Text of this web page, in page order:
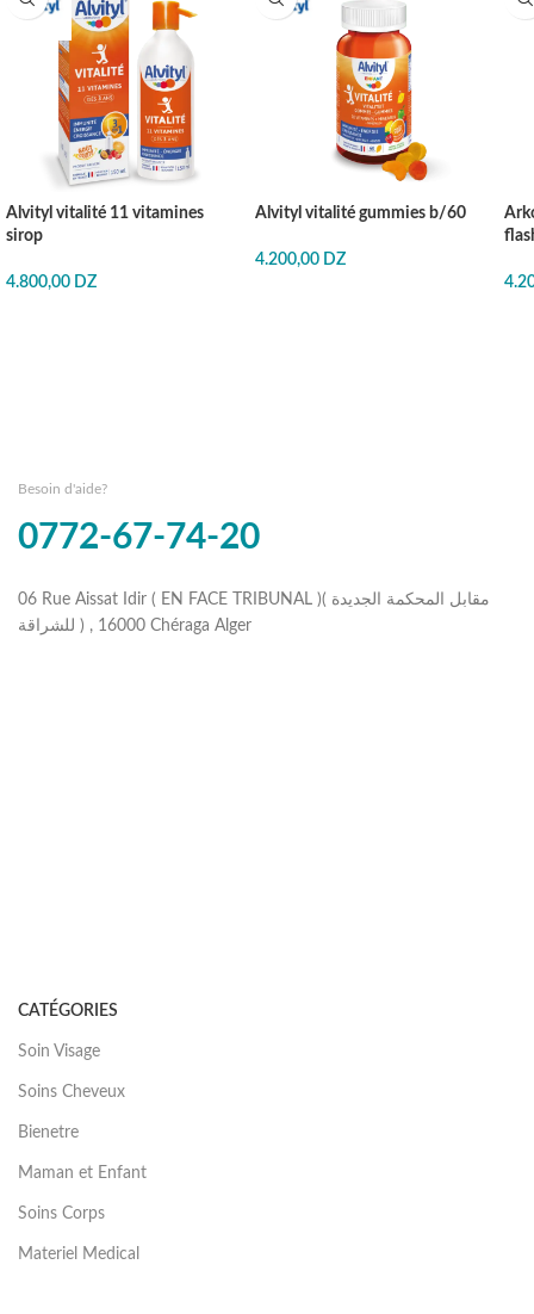
Alvityl vitalité 11 vitamines
sirop
4.800,00 DZ
Alvityl vitalité gummies b/60
4.200,00 DZ
Besoin d'aide?
0772-67-74-20
06 Rue Aissat Idir ( EN FACE TRIBUNAL )( مقابل المحكمة الجديدة
للشراقة ) , 16000 Chéraga Alger
CATÉGORIES
Soin Visage
Soins Cheveux
Bienetre
Maman et Enfant
Soins Corps
Materiel Medical